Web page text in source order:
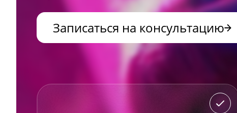
Записаться на консультацию